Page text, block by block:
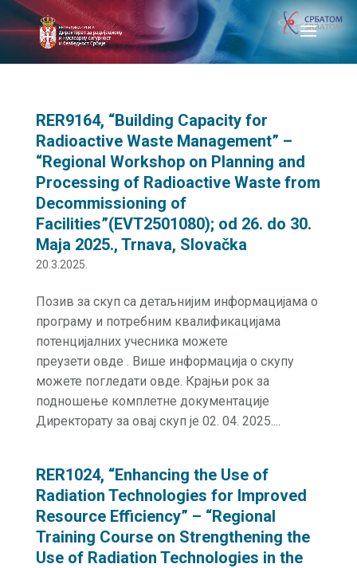
RER9164, “Building Capacity for
Radioactive Waste Management” –
“Regional Workshop on Planning and
Processing of Radioactive Waste from
Decommissioning of
Facilities”(EVT2501080); od 26. do 30.
Maja 2025., Trnava, Slovačka
20.3.2025.
Позив за скуп са детаљнијим информацијама о
програму и потребним квалификацијама
потенцијалних учесника можете
преузети овде . Више информација о скупу
можете погледати овде. Крајњи рок за
подношење комплетне документације
Директорату за овај скуп је 02. 04. 2025....
RER1024, “Enhancing the Use of
Radiation Technologies for Improved
Resource Efficiency” – “Regional
Training Course on Strengthening the
Use of Radiation Technologies in the